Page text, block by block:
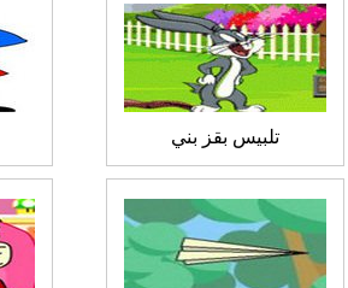
تلبيس بقز بني